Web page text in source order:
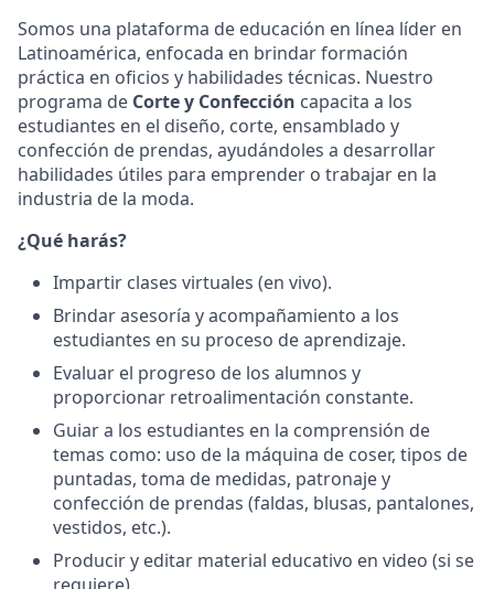
Somos una plataforma de educación en línea líder en
Latinoamérica, enfocada en brindar formación
práctica en oficios y habilidades técnicas. Nuestro
programa de Corte y Confección capacita a los
estudiantes en el diseño, corte, ensamblado y
confección de prendas, ayudándoles a desarrollar
habilidades útiles para emprender o trabajar en la
industria de la moda.
¿Qué harás?
Impartir clases virtuales (en vivo).
Brindar asesoría y acompañamiento a los
estudiantes en su proceso de aprendizaje.
Evaluar el progreso de los alumnos y
proporcionar retroalimentación constante.
Guiar a los estudiantes en la comprensión de
temas como: uso de la máquina de coser, tipos de
puntadas, toma de medidas, patronaje y
confección de prendas (faldas, blusas, pantalones,
vestidos, etc.).
Producir y editar material educativo en video (si se